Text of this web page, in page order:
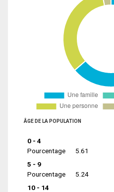
ÂGE DE LA POPULATION
0 - 4
Pourcentage
5.61
5 - 9
Pourcentage
5.24
10 - 14